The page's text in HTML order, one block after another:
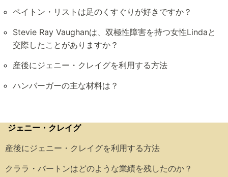
ペイトン・リストは足のくすぐりが好きですか？
Stevie Ray Vaughanは、双極性障害を持つ女性Lindaと
交際したことがありますか？
産後にジェニー・クレイグを利用する方法
ハンバーガーの主な材料は？
ジェニー・クレイグ
産後にジェニー・クレイグを利用する方法
クララ・バートンはどのような業績を残したのか？